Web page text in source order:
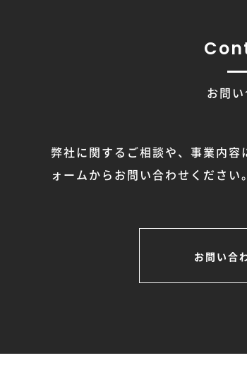
お問
弊社に関するご相談や、事業内
ォームからお問い合わせください。
お問い合